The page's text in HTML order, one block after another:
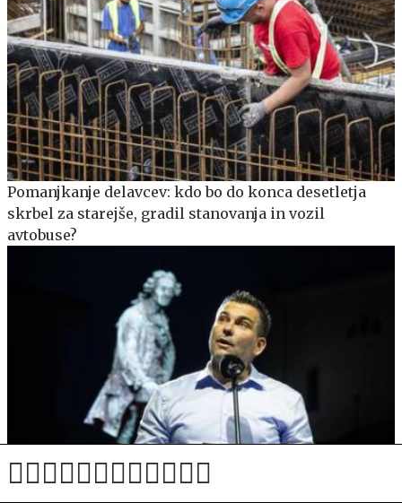
Pomanjkanje delavcev: kdo bo do konca desetletja
skrbel za starejše, gradil stanovanja in vozil
avtobuse?